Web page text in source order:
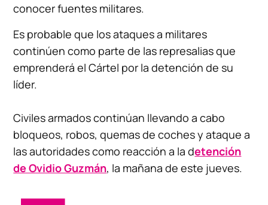
conocer fuentes militares.
Es probable que los ataques a militares
continúen como parte de las represalias que
emprenderá el Cártel por la detención de su
líder.
Civiles armados continúan llevando a cabo
bloqueos, robos, quemas de coches y ataque a
las autoridades como reacción a la detención
de Ovidio Guzmán, la mañana de este jueves.